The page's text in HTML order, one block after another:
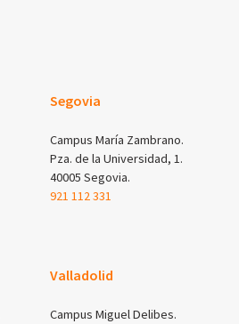
Segovia
Campus María Zambrano.
Pza. de la Universidad, 1.
40005 Segovia.
921 112 331
Valladolid
Campus Miguel Delibes.